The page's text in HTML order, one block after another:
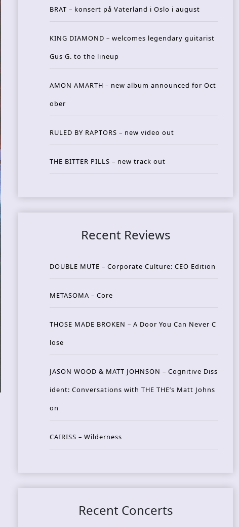
BRAT – konsert på Vaterland i Oslo i august
KING DIAMOND – welcomes legendary guitarist
Gus G. to the lineup
AMON AMARTH – new album announced for Oct
ober
RULED BY RAPTORS – new video out
THE BITTER PILLS – new track out
Recent Reviews
DOUBLE MUTE – Corporate Culture: CEO Edition
METASOMA – Core
THOSE MADE BROKEN – A Door You Can Never C
lose
JASON WOOD & MATT JOHNSON – Cognitive Diss
ident: Conversations with THE THE’s Matt Johns
on
CAIRISS – Wilderness
Recent Concerts